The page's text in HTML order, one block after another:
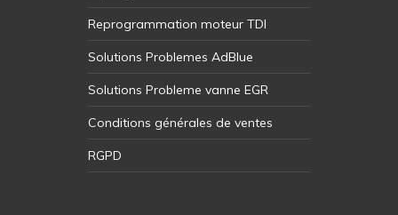
Reprogrammation moteur TDI
Solutions Problemes AdBlue
Solutions Probleme vanne EGR
Conditions générales de ventes
RGPD